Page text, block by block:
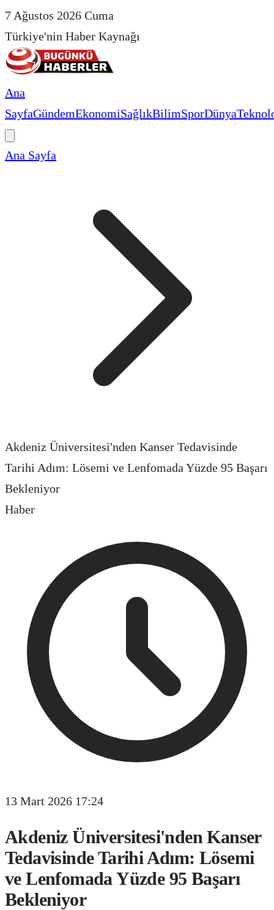
7 Ağustos 2026 Cuma
Türkiye'nin Haber Kaynağı
Ana
SayfaGündemEkonomiSağlıkBilimSporDünya
Ana Sayfa
Akdeniz Üniversitesi'nden Kanser Tedavisinde
Tarihi Adım: Lösemi ve Lenfomada Yüzde 95 Başarı
Bekleniyor
Haber
13 Mart 2026 17:24
Akdeniz Üniversitesi'nden Kanser
Tedavisinde Tarihi Adım: Lösemi
ve Lenfomada Yüzde 95 Başarı
Bekleniyor